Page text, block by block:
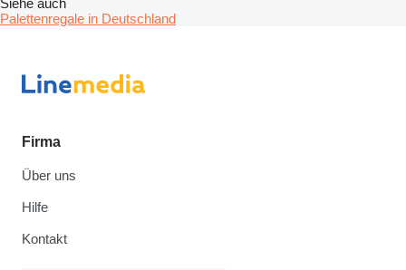
Siehe auch
Palettenregale in Deutschland
Firma
Über uns
Hilfe
Kontakt